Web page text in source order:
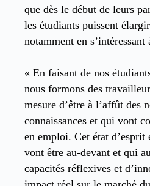
que dès le début de leurs
les étudiants puissent
notamment en s’intéressant
« En faisant de nos
nous formons des
mesure d’être à l’affût des
connaissances et qui vont
en emploi. Cet état d’esprit
vont être au-devant et qui
capacités réflexives et